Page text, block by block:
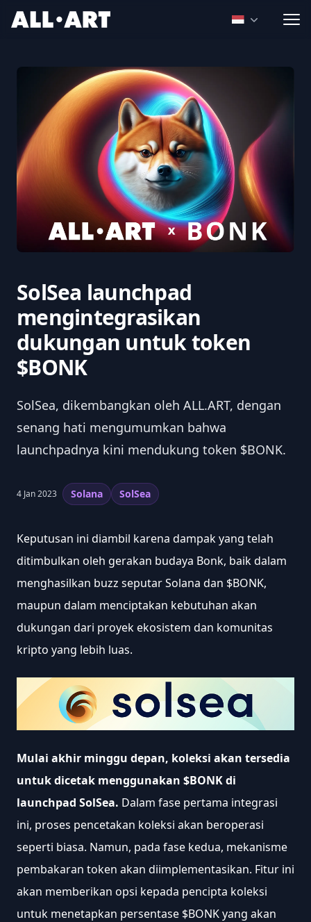
ALL.ART
Open
SolSea launchpad
mengintegrasikan
dukungan untuk token
$BONK
SolSea, dikembangkan oleh ALL.ART, dengan
senang hati mengumumkan bahwa
launchpadnya kini mendukung token $BONK.
4 Jan 2023 Solana SolSea
Keputusan ini diambil karena dampak yang telah
ditimbulkan oleh gerakan budaya Bonk, baik dalam
menghasilkan buzz seputar Solana dan $BONK,
maupun dalam menciptakan kebutuhan akan
dukungan dari proyek ekosistem dan komunitas
kripto yang lebih luas.
Mulai akhir minggu depan, koleksi akan tersedia
untuk dicetak menggunakan $BONK di
launchpad SolSea. Dalam fase pertama integrasi
ini, proses pencetakan koleksi akan beroperasi
seperti biasa. Namun, pada fase kedua, mekanisme
pembakaran token akan diimplementasikan. Fitur ini
akan memberikan opsi kepada pencipta koleksi
untuk menetapkan persentase $BONK yang akan